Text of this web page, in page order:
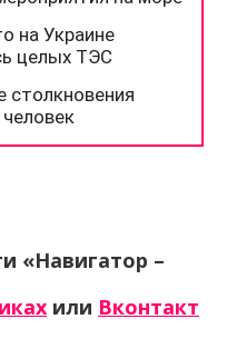
«Навигатор –
или Вконтакт